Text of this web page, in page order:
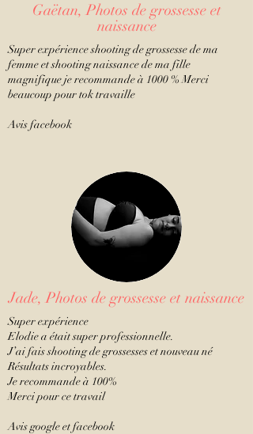
Gaëtan, Photos de grossesse et
naissance
Super expérience shooting de grossesse de ma
femme et shooting naissance de ma fille
magnifique je recommande à 1000 % Merci
beaucoup pour tok travaille
Avis facebook
Jade, Photos de grossesse et naissance
Super expérience
Elodie a était super professionnelle.
J’ai fais shooting de grossesses et nouveau né
Résultats incroyables.
Je recommande à 100%
Merci pour ce travail
Avis google etfacebook